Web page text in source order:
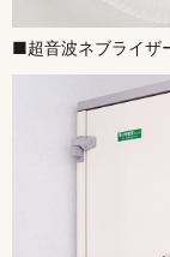
■超音波ネブライザ